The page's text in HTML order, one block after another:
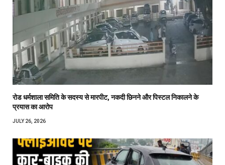
रोड धर्मशाला समिति के सदस्य से मारपीट, नकदी छिनने और पिस्टल निकालने के
प्रयास का आरोप
JULY 26, 2026